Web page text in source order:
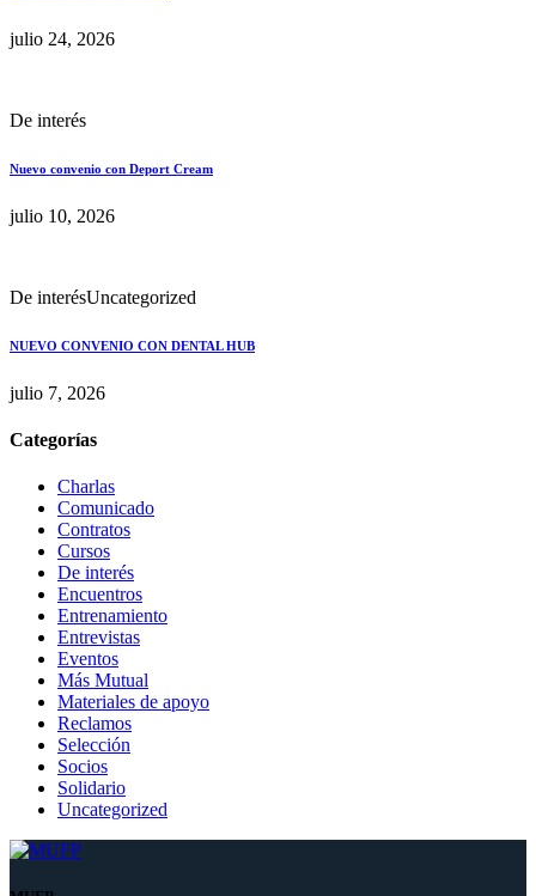
julio 24, 2026
De interés
Nuevo convenio con Deport Cream
julio 10, 2026
De interésUncategorized
NUEVO CONVENIO CON DENTAL HUB
julio 7, 2026
Categorías
Charlas
Comunicado
Contratos
Cursos
De interés
Encuentros
Entrenamiento
Entrevistas
Eventos
Más Mutual
Materiales de apoyo
Reclamos
Selección
Socios
Solidario
Uncategorized